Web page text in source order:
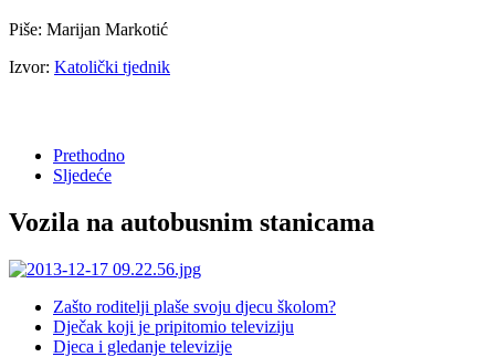
Piše: Marijan Markotić
Izvor: Katolički tjednik
Prethodno
Sljedeće
Vozila na autobusnim stanicama
Zašto roditelji plaše svoju djecu školom?
Dječak koji je pripitomio televiziju
Djeca i gledanje televizije